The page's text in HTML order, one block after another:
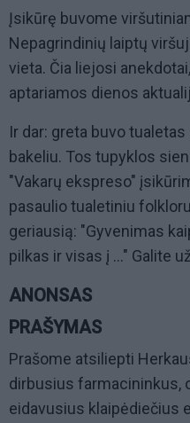
Įsikūrę buvome
Nepagrindinių laiptų
vieta. Čia liejosi
aptariamos dienos
Ir dar: greta buvo
bakeliu. Tos tupyklos
"Vakarų ekspreso"
pasaulio tualetiniu
geriausią: "Gyvenimas
pilkas ir visas į ..." Galite
ANONSAS
PRAŠYMAS
Prašome atsiliepti
dirbusius farmacininkus,
eidavusius klaipėdiečius